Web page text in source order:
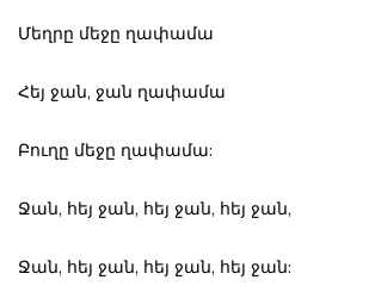
Մեղրը մեջը ղափամա
Հեյ ջան, ջան ղափամա
Բուղը մեջը ղափամա:
Ջան, հեյ ջան, հեյ ջան, հեյ ջան,
Ջան, հեյ ջան, հեյ ջան, հեյ ջան: